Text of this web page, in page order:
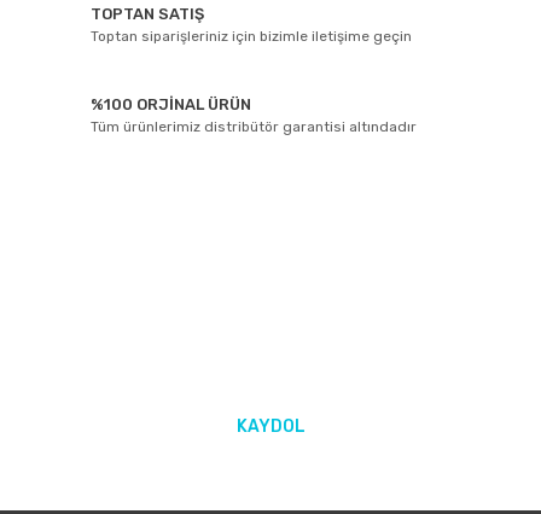
TOPTAN SATIŞ
Toptan siparişleriniz için bizimle iletişime geçin
%100 ORJİNAL ÜRÜN
Tüm ürünlerimiz distribütör garantisi altındadır
KAYDOL